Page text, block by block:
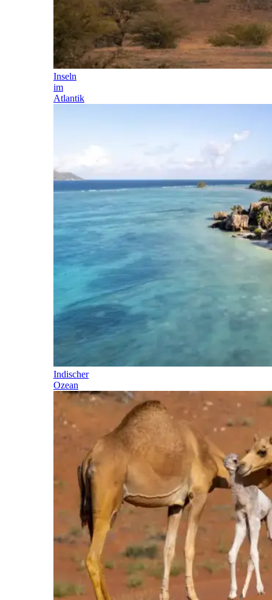
Inseln
im
Atlantik
Indischer
Ozean